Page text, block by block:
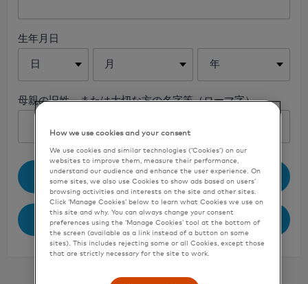
生年月日
日 月 年
母親の旧姓、または大切な方の名字等（ローマ字）
パスワードリセットメールを送る
ログインに戻る
How we use cookies and your consent
We use cookies and similar technologies (‘Cookies’) on our
websites to improve them, measure their performance,
understand our audience and enhance the user experience. On
some sites, we also use Cookies to show ads based on users’
browsing activities and interests on the site and other sites.
Click ‘Manage Cookies’ below to learn what Cookies we use on
this site and why. You can always change your consent
preferences using the ‘Manage Cookies’ tool at the bottom of
the screen (available as a link instead of a button on some
sites). This includes rejecting some or all Cookies, except those
that are strictly necessary for the site to work.